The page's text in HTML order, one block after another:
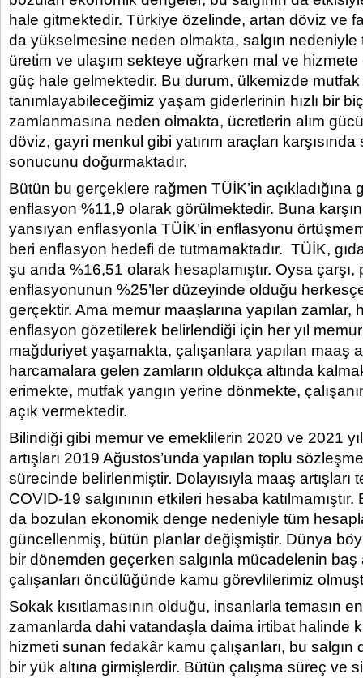
hale gitmektedir. Türkiye özelinde, artan döviz ve
da yükselmesine neden olmakta, salgın
üretim ve ulaşım sekteye uğrarken mal ve
güç hale gelmektedir. Bu durum, ülkemizde mutfak
tanımlayabileceğimiz yaşam giderlerinin hızlı bir
zamlanmasına neden olmakta, ücretlerin alım
döviz, gayri menkul gibi yatırım araçları
sonucunu doğurmaktadır.
Bütün bu gerçeklere rağmen TÜİK’in açıkladığına
enflasyon %11,9 olarak görülmektedir. Buna
yansıyan enflasyonla TÜİK’in enflasyonu
beri enflasyon hedefi de tutmamaktadır. TÜİK,
şu anda %16,51 olarak hesaplamıştır. Oysa çarşı,
enflasyonunun %25’ler düzeyinde olduğu
gerçektir. Ama memur maaşlarına yapılan zamlar,
enflasyon gözetilerek belirlendiği için her yıl
mağduriyet yaşamakta, çalışanlara yapılan maaş
harcamalara gelen zamların oldukça altında
erimekte, mutfak yangın yerine dönmekte,
açık vermektedir.
Bilindiği gibi memur ve emeklilerin 2020 ve 2021
artışları 2019 Ağustos’unda yapılan toplu
sürecinde belirlenmiştir. Dolayısıyla maaş artışları
COVID-19 salgınının etkileri hesaba
da bozulan ekonomik denge nedeniyle tüm
güncellenmiş, bütün planlar değişmiştir. Dünya
bir dönemden geçerken salgınla mücadelenin baş
çalışanları öncülüğünde kamu görevlilerimiz
Sokak kısıtlamasının olduğu, insanlarla temasın
zamanlarda dahi vatandaşla daima irtibat halinde
hizmeti sunan fedakâr kamu çalışanları, bu
bir yük altına girmişlerdir. Bütün çalışma süreç ve